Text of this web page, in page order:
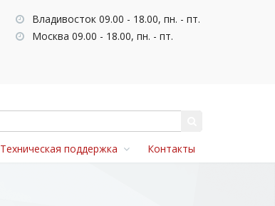
Владивосток 09.00 - 18.00, пн. - пт.
Москва 09.00 - 18.00, пн. - пт.
Техническая поддержка Контакты